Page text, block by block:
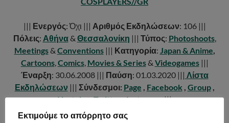
||| Ενεργός: Όχι ||| Αριθμός Εκδηλώσεων: 106 |||
Πόλεις: Αθήνα& Θεσσαλονίκη ||| Τύπος: Photoshoots,
Meetings& Conventions||| Κατηγορία: Japan & Anime,
Cartoons,Comics, Movies & Series& Videogames|||
Έναρξη: 30.06.2008 ||| Παύση: 01.03.2020 ||| Λίστα
Εκδηλώσεων ||| Σύνδεσμοι: Page , Facebook , Group,
Youtube,Twitter,Instagram|||
Εκτιμούμε το απόρρητο σας